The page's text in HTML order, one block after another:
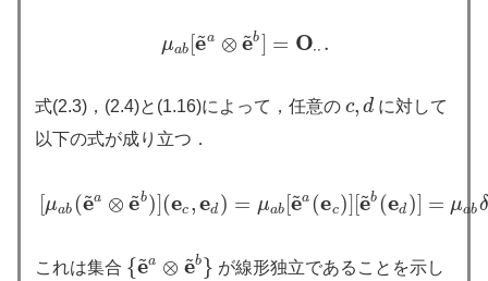
μab [e
~a ⊗ e
~b] = O⋅⋅ .
μa b[e ~a⊗e~ ]=O⋅⋅.
式(2.3)，(2.4)と(1.16)によって，任意の c, d
c,d
に対して
以下の式が成り立つ．
[μab (e
~a ⊗ e
~b)](ec ,ed ) = μab [e
~a (ec)] [e
~b (ed )] = μabδ
[μab(e ~a⊗e~b)]( ec, e d)= μab e~a(ec) e~b(ed) =μabδc
これは集合 {e
~a ⊗ e
~b}
{e~a ⊗e ~b}
が線形独立であることを示し